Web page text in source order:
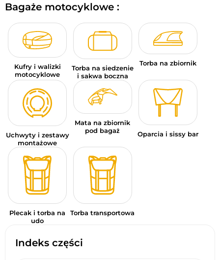
Indeks części
Bagaże motocyklowe :
Kufry i walizki
motocyklowe
Torba na siedzenie
i sakwa boczna
Torba na zbiornik
Uchwyty i zestawy
montażowe
Mata na zbiornik
pod bagaż
Oparcia i sissy bar
Plecak i torba na
udo
Torba transportowa